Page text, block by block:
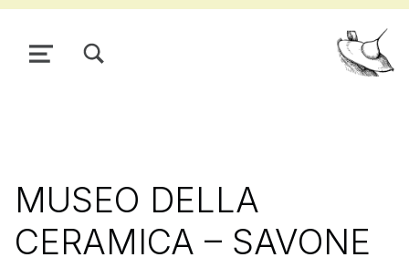
Pour
MENU
MUSEO DELLA
CERAMICA – SAVONE